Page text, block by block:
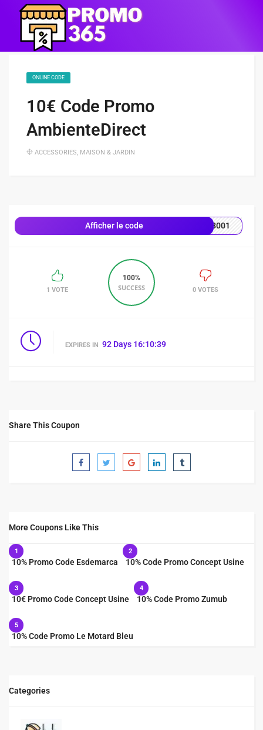
ONLINE CODE
10€ Code Promo
AmbienteDirect
ACCESSORIES, MAISON & JARDIN
Afficher le code 8001
1 VOTE
100%
SUCCESS 0 VOTES
EXPIRES IN 92 Days 16:10:39
Share This Coupon
More Coupons Like This
1
10% Promo Code Esdemarca
2
10% Code Promo Concept Usine
3
10€ Promo Code Concept Usine
4
10% Code Promo Zumub
5
10% Code Promo Le Motard Bleu
Categories